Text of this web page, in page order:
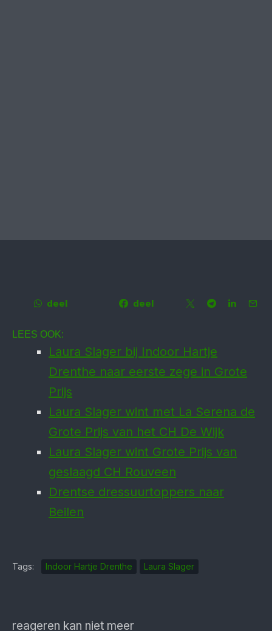
deel deel
LEES OOK:
Laura Slager bij Indoor Hartje
Drenthe naar eerste zege in Grote
Prijs
Laura Slager wint met La Serena de
Grote Prijs van het CH De Wijk
Laura Slager wint Grote Prijs van
geslaagd CH Rouveen
Drentse dressuurtoppers naar
Beilen
Tags: Indoor Hartje Drenthe Laura Slager
reageren kan niet meer